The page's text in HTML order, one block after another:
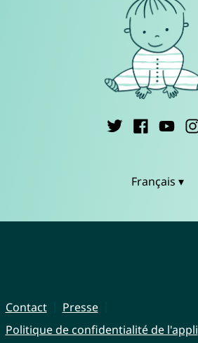
Français ▾
Contact
Presse
Politique de confidentialité de l'appli